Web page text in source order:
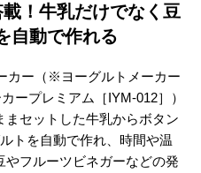
！牛乳だけでなく豆
自動で作れる
カー（※ヨーグルトメーカー
ープレミアム［IYM-012］）
セットした牛乳からボタン
トを自動で作れ、時間や温
やフルーツビネガーなどの発